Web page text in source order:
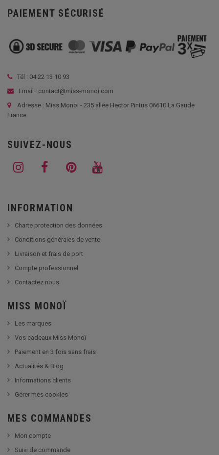
PAIEMENT SÉCURISÉ
Tél : 04 22 13 10 93
Email : contact@miss-monoi.com
Adresse : Miss Monoi - 235 allée Hector Pintus 06610 La Gaude
France
SUIVEZ-NOUS
INFORMATION
Charte protection des données
Conditions générales de vente
Livraison et frais de port
Compte professionnel
Contactez nous
MISS MONOÏ
Les marques
Vos cadeaux Miss Monoï
Paiement en 3 fois sans frais
Actualités & Blog
Informations clients
Gérer mes cookies
MES COMMANDES
Mon compte
Suivi de commande